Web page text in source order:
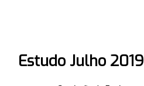
Estudo Julho 2019